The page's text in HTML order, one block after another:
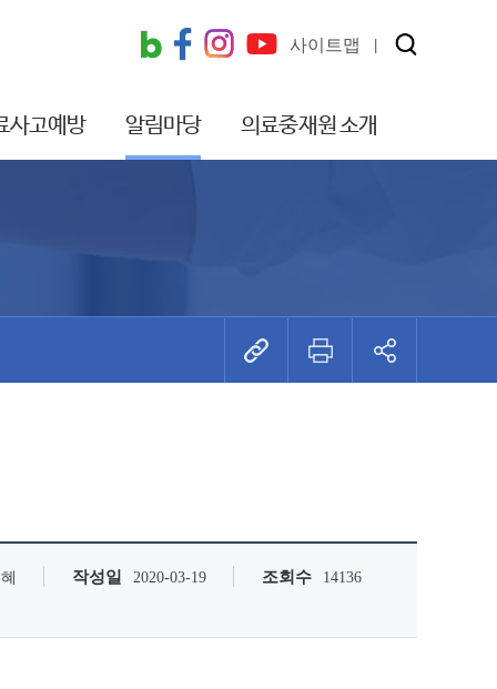
사이트맵
사고예방 알림마당 의료중재원 소개
작성일 2020-03-19 조회수 14136